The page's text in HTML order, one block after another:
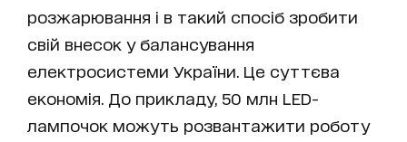
розжарювання і в такий спосіб зробити
свій внесок у балансування
електросистеми України. Це суттєва
економія. До прикладу, 50 млн LED-
лампочок можуть розвантажити роботу